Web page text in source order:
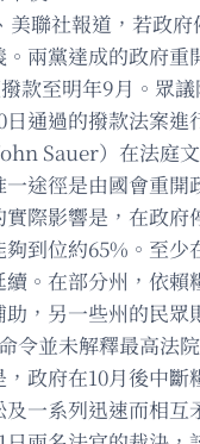
美聯社報道，若政
兩黨達成的政府重
款至明年9月。眾
日通過的撥款法案進
Sauer）在法庭
途徑是由國會重開
際影響是，在政府
到位約65%。至少
。在部分州，依賴
，另一些州的民眾
令並未解釋最高法
政府在10月後中斷
一系列迅速而相互